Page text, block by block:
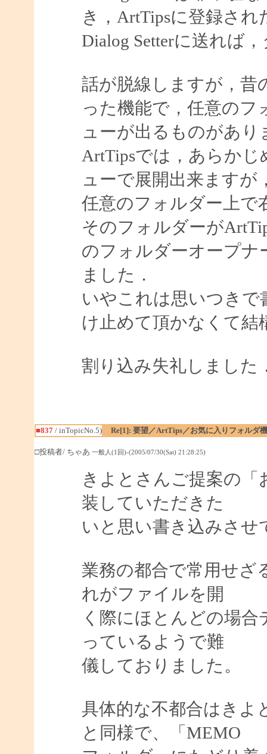
き，ArtTipsに登録さ
Dialog Setterに送れば
話が脱線しますが，昔
った機能で，任意のフ
ューが出るものがあり
ArtTipsでは，あらか
ューで展開出来ますが
任意のフォルダー上で
そのフォルダーが
のフォルダーオープナ
ました．
いやこれは思いつき
け止めて頂かなくて結
割り込み失礼しました
■837/ inTopicNo.5) Re[1]: 要望／ArtTips／お気に入りフォルダ
□投稿者/ ちゃあ 一般人(1回)-(2005/07/30(Sat) 21:28:25)
きよとさんご提案の
装していただきた
いと思い書き込みさ
業務の都合で常用せざ
れがファイルを開
く際にほとんどの場
っているようで難
儀しておりました。
具体的な不都合はきよ
と同様で、「MEMO